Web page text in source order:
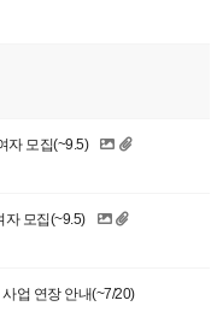
자 모집(~9.5)
모집(~9.5)
업 연장 안내(~7/20)